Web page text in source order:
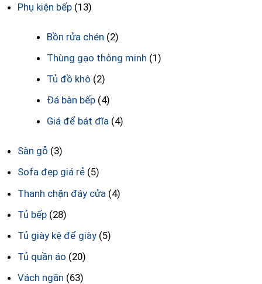
Phụ kiện bếp (13)
Bồn rửa chén (2)
Thùng gạo thông minh (1)
Tủ đồ khô (2)
Đá bàn bếp (4)
Giá để bát đĩa (4)
Sàn gỗ (3)
Sofa đẹp giá rẻ (5)
Thanh chặn đáy cửa (4)
Tủ bếp (28)
Tủ giày kệ để giày (5)
Tủ quần áo (20)
Vách ngăn (63)